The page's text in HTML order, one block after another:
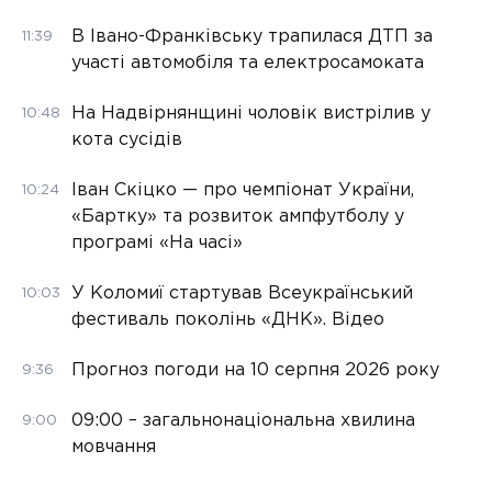
11:39
В Івано-Франківську трапилася ДТП за
участі автомобіля та електросамоката
10:48
На Надвірнянщині чоловік вистрілив у
кота сусідів
10:24
Іван Скіцко — про чемпіонат України,
«Бартку» та розвиток ампфутболу у
програмі «На часі»
10:03
У Коломиї стартував Всеукраїнський
фестиваль поколінь «ДНК». Відео
9:36 Прогноз погоди на 10 серпня 2026 року
9:00
09:00 – загальнонаціональна хвилина
мовчання